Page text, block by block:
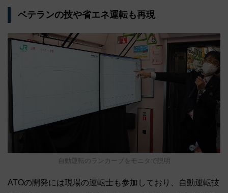
ベテランの技や省エネ運転も再現
自動運転のランカーブをモニタで説明
ATOの開発には現場の運転士も参加しており、自動運転技